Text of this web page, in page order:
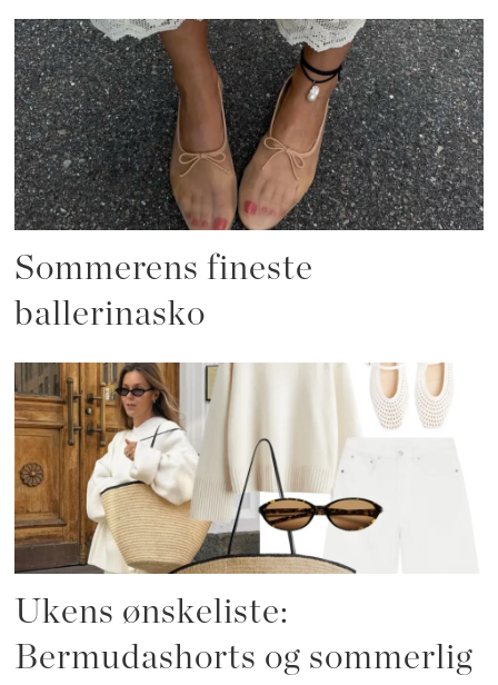
Sommerens fineste
ballerinasko
Ukens ønskeliste:
Bermudashorts og sommerlig